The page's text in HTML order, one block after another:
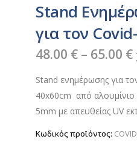
Stand
για τον
48.00 € – 65.00 €
Stand ενημέρωσης για
40x60cm από
5mm με απευθείας UV
Κωδικός προϊόντος: